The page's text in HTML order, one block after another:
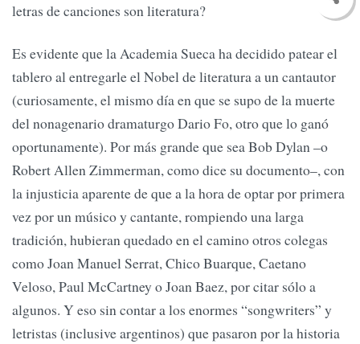
letras de canciones son literatura?
Es evidente que la Academia Sueca ha decidido patear el
tablero al entregarle el Nobel de literatura a un cantautor
(curiosamente, el mismo día en que se supo de la muerte
del nonagenario dramaturgo Dario Fo, otro que lo ganó
oportunamente). Por más grande que sea Bob Dylan –o
Robert Allen Zimmerman, como dice su documento–, con
la injusticia aparente de que a la hora de optar por primera
vez por un músico y cantante, rompiendo una larga
tradición, hubieran quedado en el camino otros colegas
como Joan Manuel Serrat, Chico Buarque, Caetano
Veloso, Paul McCartney o Joan Baez, por citar sólo a
algunos. Y eso sin contar a los enormes “songwriters” y
letristas (inclusive argentinos) que pasaron por la historia